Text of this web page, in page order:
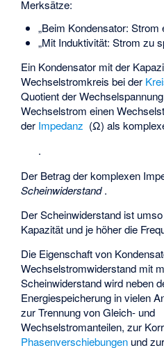
Merksätze:
„Beim Kondensator: Strom
„Mit Induktivität: Strom zu
Ein Kondensator mit der
Wechselstromkreis bei der
Quotient der Wechselspannung
Wechselstromeinen
der Impedanz (Ω) als
.
Der Betrag der komplexen
Scheinwiderstand .
Der Scheinwiderstand ist
Kapazität und je höher die
Die Eigenschaft von
Wechselstromwiderstand mit
Scheinwiderstand wird neben
Energiespeicherung in vielen
zur Trennung von Gleich- und
Wechselstromanteilen, zur
Phasenverschiebungen und